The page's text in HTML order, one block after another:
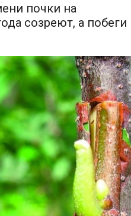
почки на
созреют, а побеги